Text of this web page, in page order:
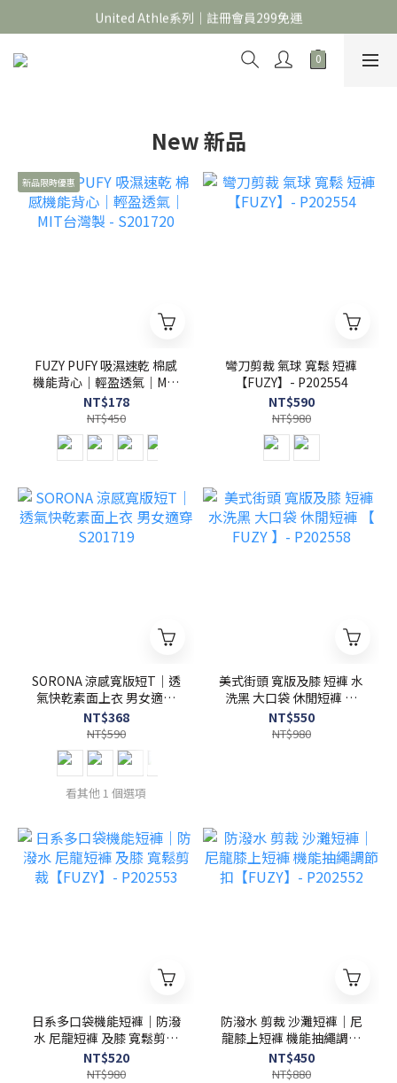
官網限定｜滿 688折＄30，1388折＄60，2688折＄150
United Athle系列｜註冊會員299免運
官網限定｜滿 688折＄30，1388折＄60，2688折＄150
New 新品
新品限時優惠
FUZY PUFY 吸濕速乾 棉感
機能背心｜輕盈透氣｜MIT
台灣製 - S201720
NT$178
NT$450
彎刀剪裁 氣球 寬鬆 短褲
【FUZY】- P202554
NT$590
NT$980
SORONA 涼感寬版短T｜透
氣快乾素面上衣 男女適穿
S201719
NT$368
NT$590
看其他 1 個選項
美式街頭 寬版及膝 短褲 水
洗黑 大口袋 休閒短褲 【
FUZY 】- P202558
NT$550
NT$980
日系多口袋機能短褲｜防潑
水 尼龍短褲 及膝 寬鬆剪裁
【FUZY】- P202553
NT$520
NT$980
防潑水 剪裁 沙灘短褲｜尼
龍膝上短褲 機能抽繩調節
扣【FUZY】- P202552
NT$450
NT$880